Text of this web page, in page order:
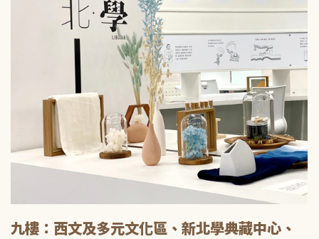
九樓：西文及多元文化區、新北學典藏中心、